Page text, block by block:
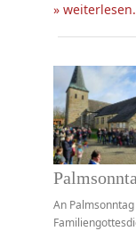
»
An